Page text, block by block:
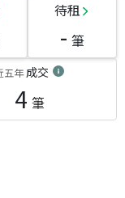
待租
- 筆
五年成交
4 筆